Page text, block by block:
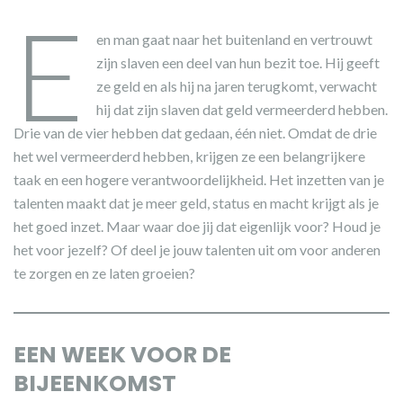
E
en man gaat naar het buitenland en vertrouwt
zijn slaven een deel van hun bezit toe. Hij geeft
ze geld en als hij na jaren terugkomt, verwacht
hij dat zijn slaven dat geld vermeerderd hebben.
Drie van de vier hebben dat gedaan, één niet. Omdat de drie
het wel vermeerderd hebben, krijgen ze een belangrijkere
taak en een hogere verantwoordelijkheid. Het inzetten van je
talenten maakt dat je meer geld, status en macht krijgt als je
het goed inzet. Maar waar doe jij dat eigenlijk voor? Houd je
het voor jezelf? Of deel je jouw talenten uit om voor anderen
te zorgen en ze laten groeien?
EEN WEEK VOOR DE
BIJEENKOMST